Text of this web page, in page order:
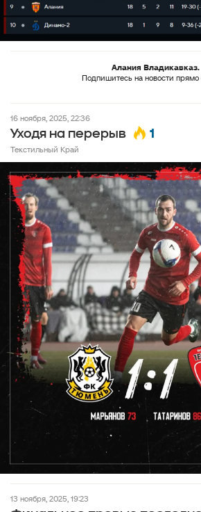
Алания Владикавказ.
Подпишитесь на новости прямо
16 ноября, 2025, 22:36
Уходя на перерыв 1
Текстильный Край
13 ноября, 2025, 19:23